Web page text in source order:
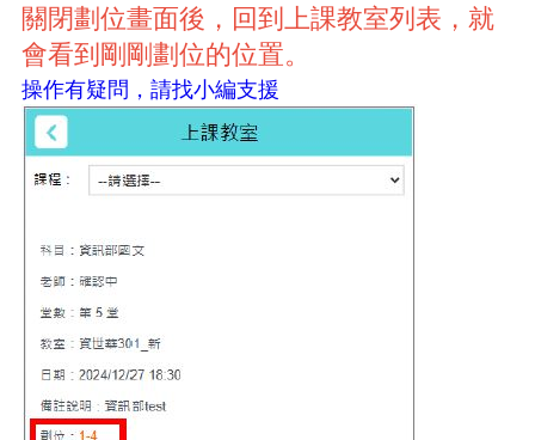
關閉劃位畫面後，回到上課教室列表，就
會看到剛剛劃位的位置。
操作有疑問，請找小編支援